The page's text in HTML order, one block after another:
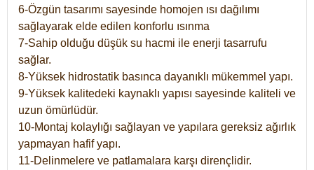
6-Özgün tasarımı sayesinde homojen ısı dağılımı
sağlayarak elde edilen konforlu ısınma
7-Sahip olduğu düşük su hacmi ile enerji tasarrufu
sağlar.
8-Yüksek hidrostatik basınca dayanıklı mükemmel yapı.
9-Yüksek kalitedeki kaynaklı yapısı sayesinde kaliteli ve
uzun ömürlüdür.
10-Montaj kolaylığı sağlayan ve yapılara gereksiz ağırlık
yapmayan hafif yapı.
11-Delinmelere ve patlamalara karşı dirençlidir.